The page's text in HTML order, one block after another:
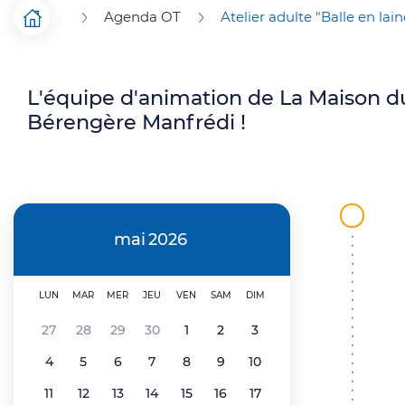
p
i
i
F
d
A
i
Accueil Agenda OT Atelier adulte "Balle en
L'équipe d'animation de La Maison
Bérengère Manfrédi !
mai2026
LUN MAR MER JEU VEN SAM DIM
27 28 29 30 1 2
3
4
5 6 7 8 9
10
11
12 13 14 15 16 17